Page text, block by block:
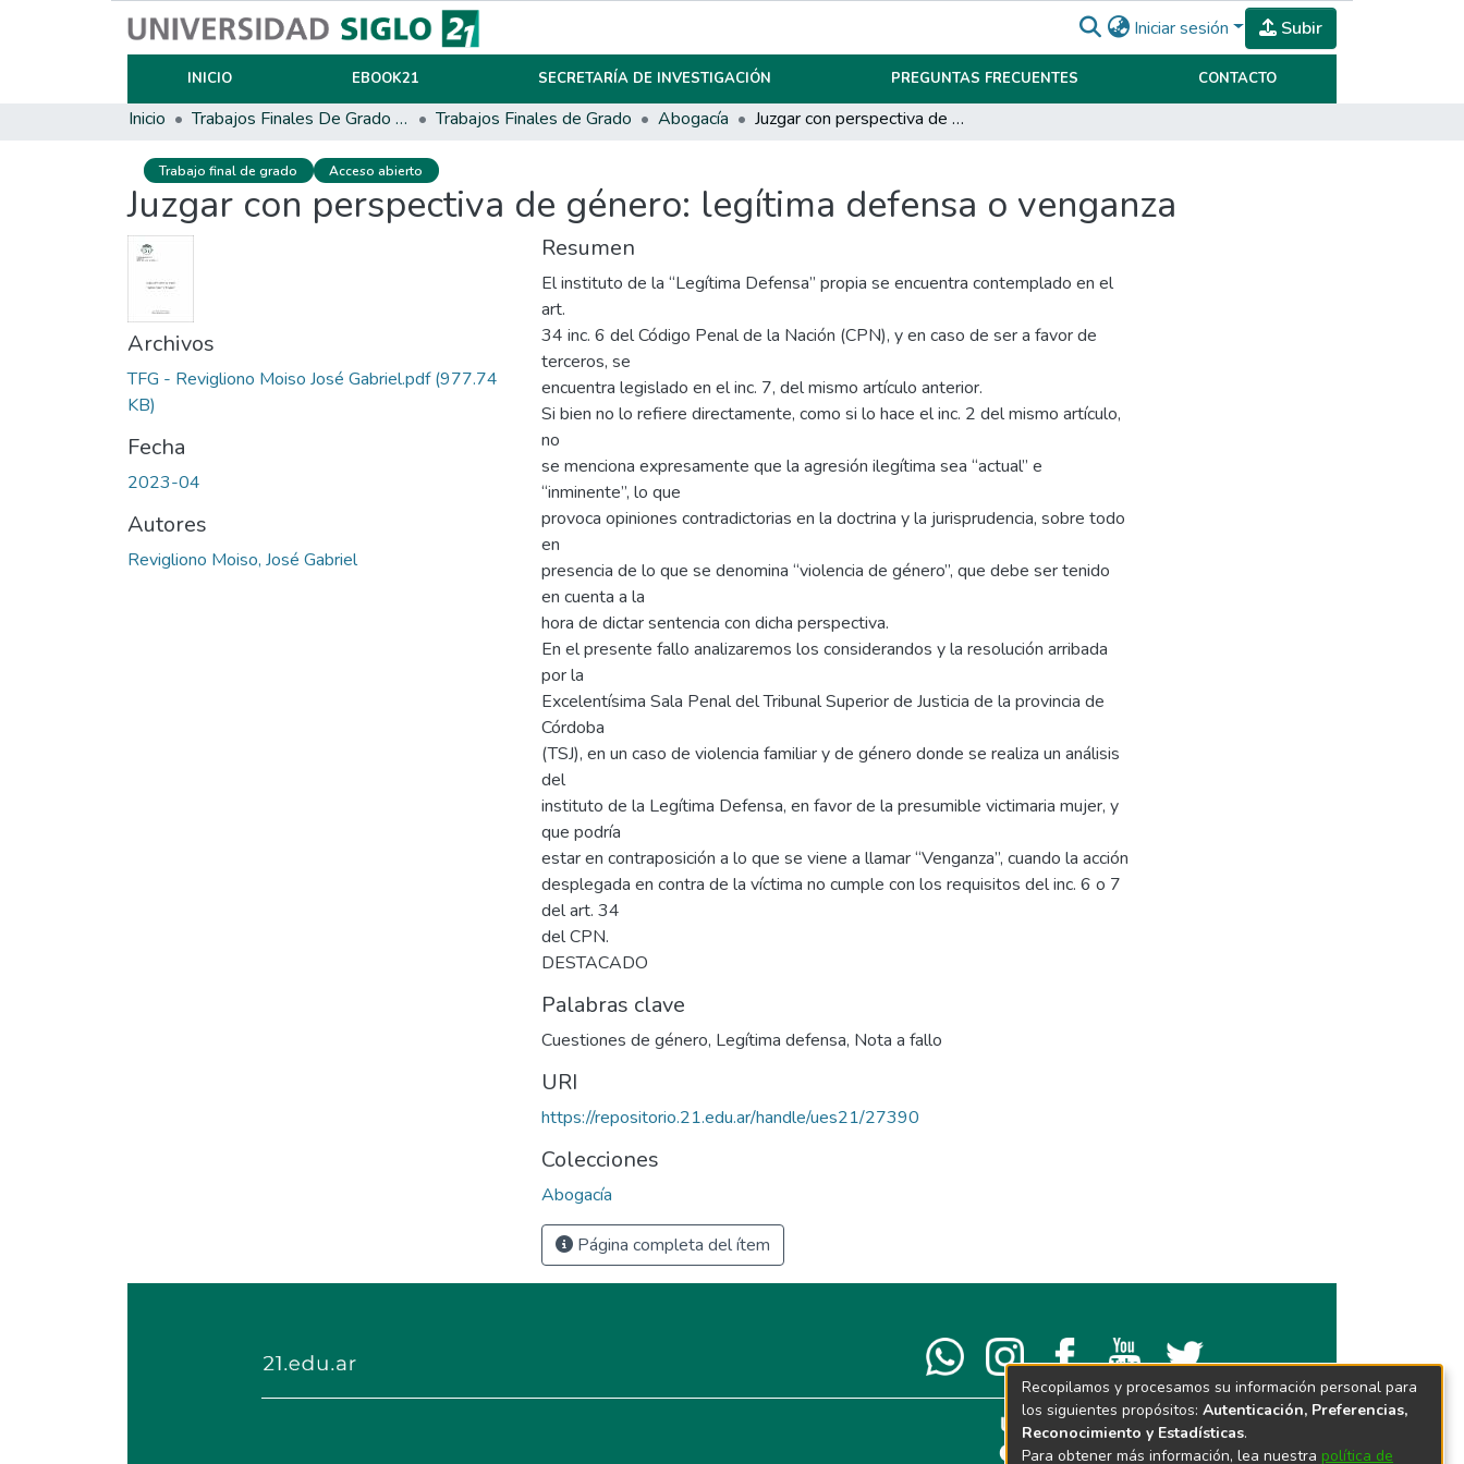
Iniciar sesión Subir
INICIO EBOOK21 SECRETARÍA DE INVESTIGACIÓN PREGUNTAS FRECUENTES CONTACTO
Inicio Trabajos Finales De Grado Y Posgrado Trabajos Finales de Grado Abogacía Juzgar con perspectiva de género: legítima defensa o venganza
Trabajo final de grado Acceso abierto
Juzgar con perspectiva de género: legítima defensa o venganza
Archivos
TFG - Revigliono Moiso José Gabriel.pdf(977.74
KB)
Fecha
2023-04
Autores
Revigliono Moiso, José Gabriel
Resumen
El instituto de la “Legítima Defensa” propia se encuentra contemplado en el
art.
34 inc. 6 del Código Penal de la Nación (CPN), y en caso de ser a favor de
terceros, se
encuentra legislado en el inc. 7, del mismo artículo anterior.
Si bien no lo refiere directamente, como si lo hace el inc. 2 del mismo artículo,
no
se menciona expresamente que la agresión ilegítima sea “actual” e
“inminente”, lo que
provoca opiniones contradictorias en la doctrina y la jurisprudencia, sobre todo
en
presencia de lo que se denomina “violencia de género”, que debe ser tenido
en cuenta a la
hora de dictar sentencia con dicha perspectiva.
En el presente fallo analizaremos los considerandos y la resolución arribada
por la
Excelentísima Sala Penal del Tribunal Superior de Justicia de la provincia de
Córdoba
(TSJ), en un caso de violencia familiar y de género donde se realiza un análisis
del
instituto de la Legítima Defensa, en favor de la presumible victimaria mujer, y
que podría
estar en contraposición a lo que se viene a llamar “Venganza”, cuando la acción
desplegada en contra de la víctima no cumple con los requisitos del inc. 6 o 7
del art. 34
del CPN.
DESTACADO
Palabras clave
Cuestiones de género, Legítima defensa, Nota a fallo
URI
https://repositorio.21.edu.ar/handle/ues21/27390
Colecciones
Abogacía
Página completa del ítem
Recopilamos y procesamos su información personal para
los siguientes propósitos: Autenticación, Preferencias,
Reconocimiento y Estadísticas.
Para obtener más información, lea nuestra política de